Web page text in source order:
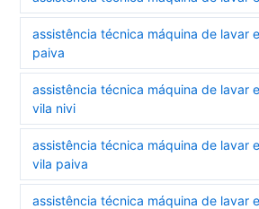
assistência técnica máquina de lavar
paiva
assistência técnica máquina de lavar
vila nivi
assistência técnica máquina de lavar
vila paiva
assistência técnica máquina de lavar